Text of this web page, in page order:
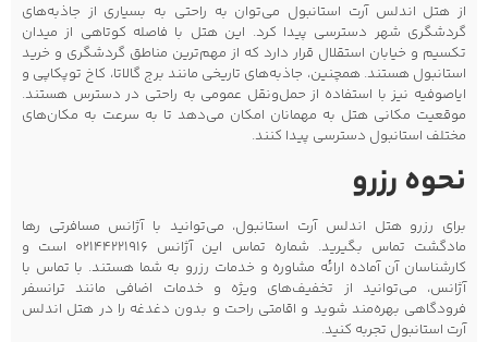
از هتل اندلس آرت استانبول می‌توان به راحتی به بسیاری از جاذبه‌های
گردشگری شهر دسترسی پیدا کرد. این هتل با فاصله کوتاهی از میدان
تکسیم و خیابان استقلال قرار دارد که از مهم‌ترین مناطق گردشگری و خرید
استانبول هستند. همچنین، جاذبه‌های تاریخی مانند برج گالاتا، کاخ توپکاپی و
ایاصوفیه نیز با استفاده از حمل‌ونقل عمومی به راحتی در دسترس هستند.
موقعیت مکانی هتل به مهمانان امکان می‌دهد تا به سرعت به مکان‌های
مختلف استانبول دسترسی پیدا کنند.
نحوه رزرو
برای رزرو هتل اندلس آرت استانبول، می‌توانید با آژانس مسافرتی رها
مادگشت تماس بگیرید. شماره تماس این آژانس 02144221916 است و
کارشناسان آن آماده ارائه مشاوره و خدمات رزرو به شما هستند. با تماس با
آژانس، می‌توانید از تخفیف‌های ویژه و خدمات اضافی مانند ترانسفر
فرودگاهی بهره‌مند شوید و اقامتی راحت و بدون دغدغه را در هتل اندلس
آرت استانبول تجربه کنید.